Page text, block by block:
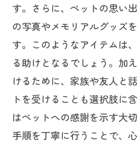
す。さらに、ペットの思い
の写真やメモリアルグッズ
す。このようなアイテムは
る助けとなるでしょう。加
けるために、家族や友人と
トを受けることも選択肢に
はペットへの感謝を示す大
手順を丁寧に行うことで、